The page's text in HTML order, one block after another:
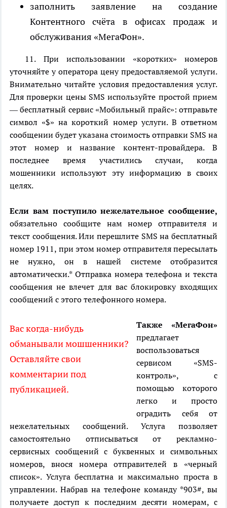
заполнить заявление на создание
Контентного счёта в офисах продаж и
обслуживания «МегаФон».
11. При использовании «коротких» номеров
уточняйте у оператора цену предоставляемой услуги.
Внимательно читайте условия предоставления услуг.
Для проверки цены SMS используйте простой прием
— бесплатный сервис «Мобильный прайс»: отправьте
символ «$» на короткий номер услуги. В ответном
сообщении будет указана стоимость отправки SMS на
этот номер и название контент-провайдера. В
последнее время участились случаи, когда
мошенники используют эту информацию в своих
целях.
Если вам поступило нежелательное сообщение,
обязательно сообщите нам номер отправителя и
текст сообщения. Или перешлите SMS на бесплатный
номер 1911, при этом номер отправителя пересылать
не нужно, он в нашей системе отобразится
автоматически.* Отправка номера телефона и текста
сообщения не влечет для вас блокировку входящих
сообщений с этого телефонного номера.
Вас когда-нибудь
обманывали мошшенники?
Оставляйте свои
комментарии под
публикацией.
Также «МегаФон»
предлагает
воспользоваться
сервисом «SMS-
контроль», с
помощью которого
легко и просто
оградить себя от
нежелательных сообщений. Услуга позволяет
самостоятельно отписываться от рекламно-
сервисных сообщений с буквенных и символьных
номеров, внося номера отправителей в «черный
список». Услуга бесплатна и максимально проста в
управлении. Набрав на телефоне команду *903#, вы
получаете доступ к последним десяти номерам, с